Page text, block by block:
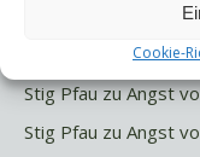
Cookie-
Letzte
Stig PfauzuAngst
Stig Pfau zu Angst